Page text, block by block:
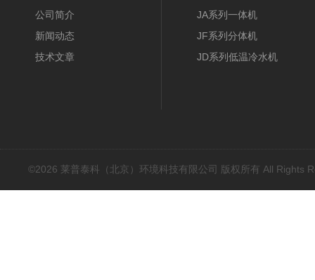
公司简介
新闻动态
技术文章
JA系列一体机
JF系列分体机
JD系列低温冷水机
©2026 莱普泰科（北京）环境科技有限公司 版权所有 All Rights